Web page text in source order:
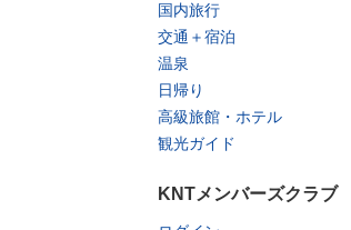
国内旅行
交通＋宿泊
温泉
日帰り
高級旅館・ホテル
観光ガイド
KNTメンバーズクラブ